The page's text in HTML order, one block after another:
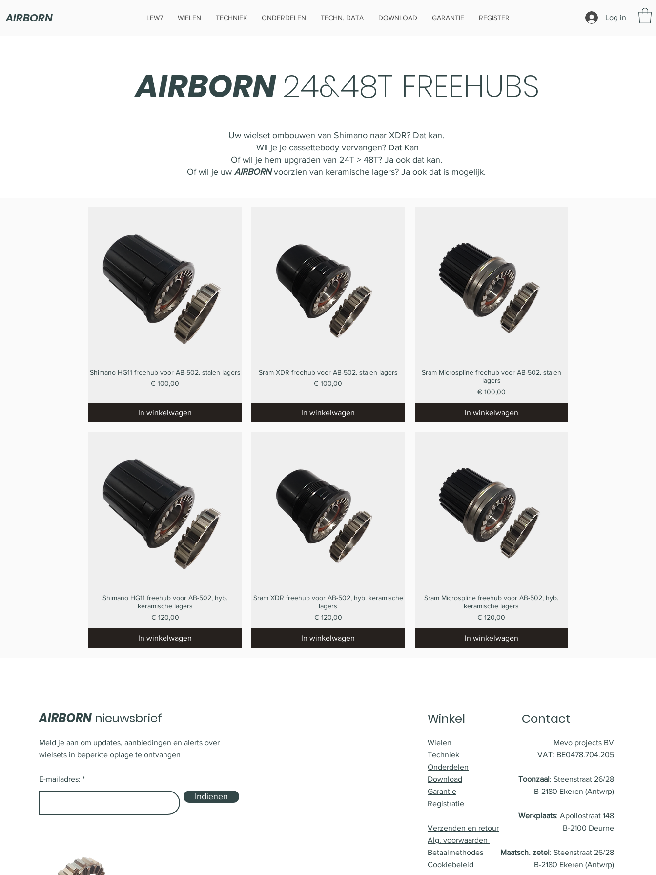
AIRBORN LEW7 WIELEN TECHNIEK ONDERDELEN TECHN. DATA DOWNLOAD GARANTIE REGISTER Log in
AIRBORN24&48T FREEHUBS
Uw wielset ombouwen van Shimano naar XDR? Dat kan.
Wil je je cassettebody vervangen? Dat Kan
Of wil je hem upgraden van 24T > 48T? Ja ook dat kan.
Of wil je uw AIRBORNvoorzien van keramische lagers? Ja ook dat is mogelijk.
Snel overzicht
Shimano HG11 freehub voor AB-502, stalen lagers
Prijs
€ 100,00
In winkelwagen
Snel overzicht
Sram XDR freehub voor AB-502, stalen lagers
Prijs
€ 100,00
In winkelwagen
Snel overzicht
Sram Microspline freehub voor AB-502, stalen
lagers
Prijs
€ 100,00
In winkelwagen
Snel overzicht
Shimano HG11 freehub voor AB-502, hyb.
keramische lagers
Prijs
€ 120,00
In winkelwagen
Snel overzicht
Sram XDR freehub voor AB-502, hyb. keramische
lagers
Prijs
€ 120,00
In winkelwagen
Snel overzicht
Sram Microspline freehub voor AB-502, hyb.
keramische lagers
Prijs
€ 120,00
In winkelwagen
AIRBORN nieuwsbrief
Meld je aan om updates, aanbiedingen en alerts over
wielsets in beperkte oplage te ontvangen
E-mailadres:
Indienen
Winkel Contact
Wielen
Techniek
Onderdelen
Download
Garantie
Registratie
Verzenden en retour
Alg. voorwaarden
Betaalmethodes
Cookiebeleid
Mevo projects BV
VAT: BE0478.704.205
Toonzaal: Steenstraat 26/28
B-2180 Ekeren (Antwrp)
Werkplaats: Apollostraat 148
B-2100 Deurne
Maatsch. zetel: Steenstraat 26/28
B-2180 Ekeren (Antwrp)